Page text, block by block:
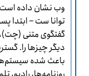
وب نشان داده است
توانا ست – ابتدا
گفتگوی متنی
دیگر چیزها را.
باعث شده